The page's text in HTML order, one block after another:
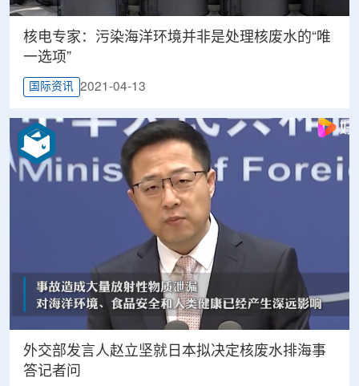
核电专家：污染海洋环境并非是处理核废水的“唯
一选项”
国际资讯 2021-04-13
外交部发言人赵立坚就日本拟决定核废水排海事
答记者问